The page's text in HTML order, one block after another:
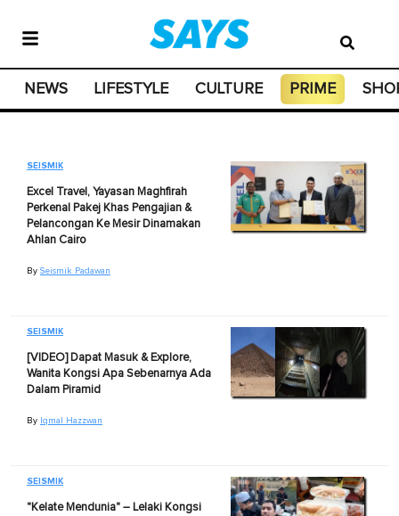
NEWS LIFESTYLE CULTURE PRIME
SEISMIK
Excel Travel, Yayasan Maghfirah
Perkenal Pakej Khas Pengajian &
Pelancongan Ke Mesir Dinamakan
Ahlan Cairo
By Seismik Padawan
SEISMIK
[VIDEO] Dapat Masuk & Explore,
Wanita Kongsi Apa Sebenarnya Ada
Dalam Piramid
By Iqmal Hazzwan
SEISMIK
"Kelate Mendunia" – Lelaki Kongsi